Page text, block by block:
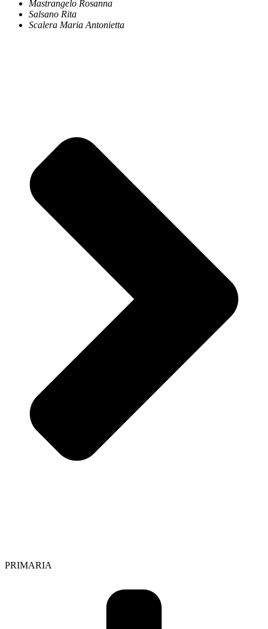
Mastrangelo Rosanna
Salsano Rita
Scalera Maria Antonietta
PRIMARIA